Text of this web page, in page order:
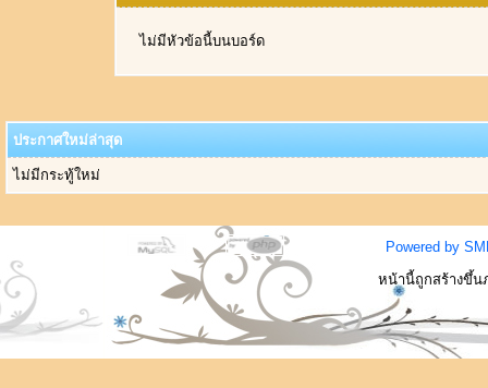
ไม่มีหัวข้อนี้บนบอร์ด
ประกาศใหม่ล่าสุด
ไม่มีกระทู้ใหม่
Powered by
หน้านี้ถูกสร้างขึ้น